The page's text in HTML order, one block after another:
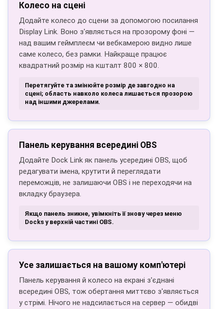
Колесо на сцені
Додайте колесо до сцени за допомогою посилання
Display Link. Воно з'являється на прозорому фоні —
над вашим геймплеєм чи вебкамерою видно лише
саме колесо, без рамки. Найкраще працює
квадратний розмір на кшталт 800 × 800.
Перетягуйте та змінюйте розмір де завгодно на
сцені; область навколо колеса лишається прозорою
над іншими джерелами.
Панель керування всередині OBS
Додайте Dock Link як панель усередині OBS, щоб
редагувати імена, крутити й переглядати
переможців, не залишаючи OBS і не переходячи на
вкладку браузера.
Якщо панель зникне, увімкніть її знову через меню
Docks у верхній частині OBS.
Усе залишається на вашому комп'ютері
Панель керування й колесо на екрані з'єднані
всередині OBS, тож обертання миттєво з'являється
у стрімі. Нічого не надсилається на сервер — обидві